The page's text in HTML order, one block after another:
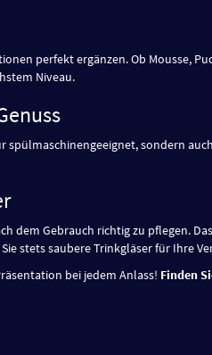
perfekt ergänzen. Ob Mousse,
Niveau.
spülmaschinengeeignet, sondern
dem Gebrauch richtig zu pflegen. Das
stets saubere Trinkgläser für Ihre
bei jedem Anlass! Finden